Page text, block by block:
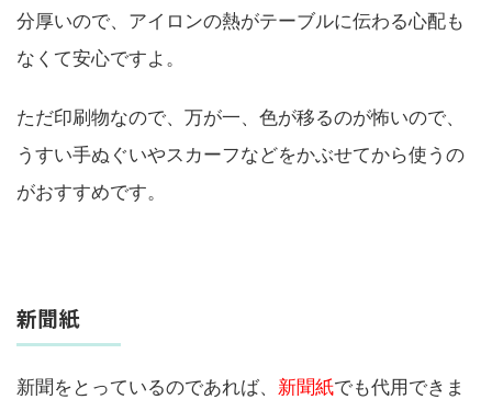
分厚いので、アイロンの熱がテーブルに伝わる心配も
なくて安心ですよ。
ただ印刷物なので、万が一、色が移るのが怖いので、
うすい手ぬぐいやスカーフなどをかぶせてから使うの
がおすすめです。
新聞紙
新聞をとっているのであれば、 新聞紙でも代用できま